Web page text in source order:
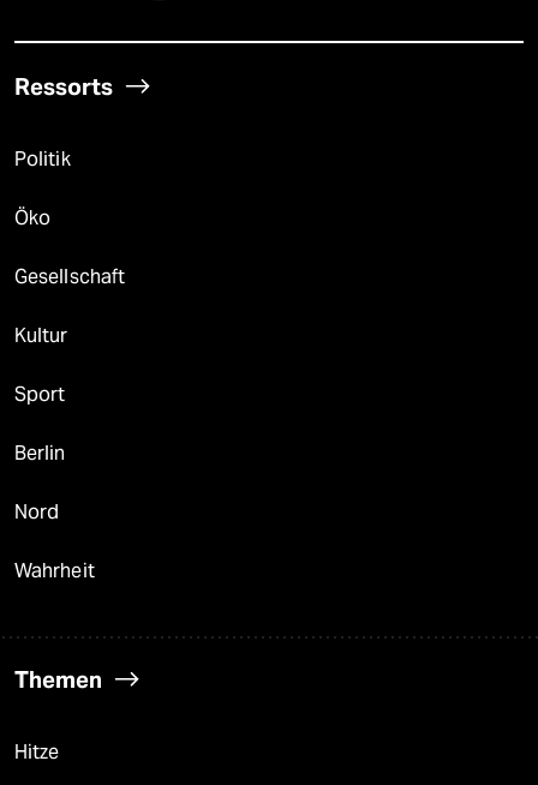
Ressorts
Politik
Öko
Gesellschaft
Kultur
Sport
Berlin
Nord
Wahrheit
Themen
Hitze